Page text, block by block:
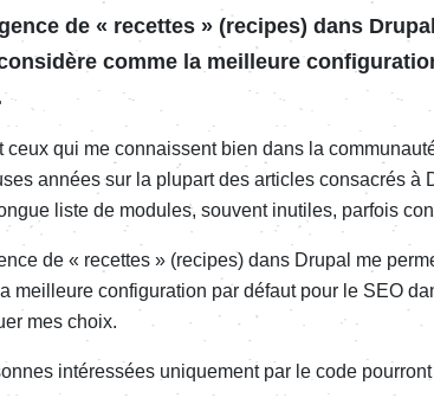
de « recettes » (recipes) dans
comme la meilleure
ceux qui me connaissent bien dans la
années sur la plupart des articles consa­­crés à
liste de modules, souvent inutiles, parfois
de « recettes » (recipes) dans Drupal me
meilleure confi­­gu­­ra­­tion par défaut pour le SEO
mes choix.
inté­­res­­sées unique­­ment par le code